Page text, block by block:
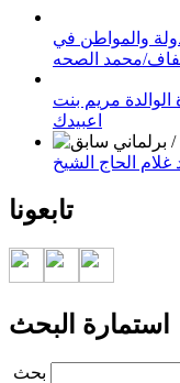
والمواطن في
محمد الصحه
مريم بنت
اعبيدك
غلام الحاج الشيخ
تابعونا
استمارة البحث
‏بحث ‏